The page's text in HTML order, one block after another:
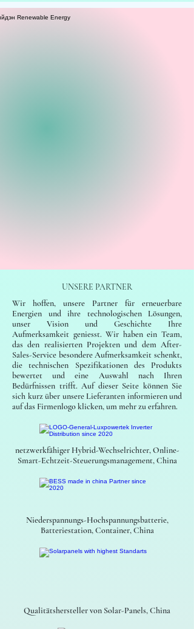
UNSERE PARTNER
Wir hoffen, unsere Partner für erneuerbare
Energien und ihre technologischen Lösungen,
unser Vision und Geschichte Ihre
Aufmerksamkeit geniesst. Wir haben ein Team,
das den realisierten Projekten und dem After-
Sales-Service besondere Aufmerksamkeit schenkt,
die technischen Spezifikationen des Produkts
bewertet und eine Auswahl nach Ihren
Bedürfnissen trifft. Auf dieser Seite können Sie
sich kurz über unsere Lieferanten informieren und
auf das Firmenlogo klicken, um mehr zu erfahren.
netzwerkfähiger Hybrid-Wechselrichter, Online-
Smart-Echtzeit-Steuerungsmanagement, China
Niederspannungs-Hochspannungsbatterie,
Batteriestation, Container, China
Qualitätshersteller von Solar-Panels, China